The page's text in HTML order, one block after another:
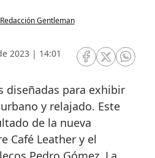
Redacción Gentleman
2023 | 14:01
RRSS Facebook
RRSSRRSS
y relajado. Este
de la nueva
Café Leather y el